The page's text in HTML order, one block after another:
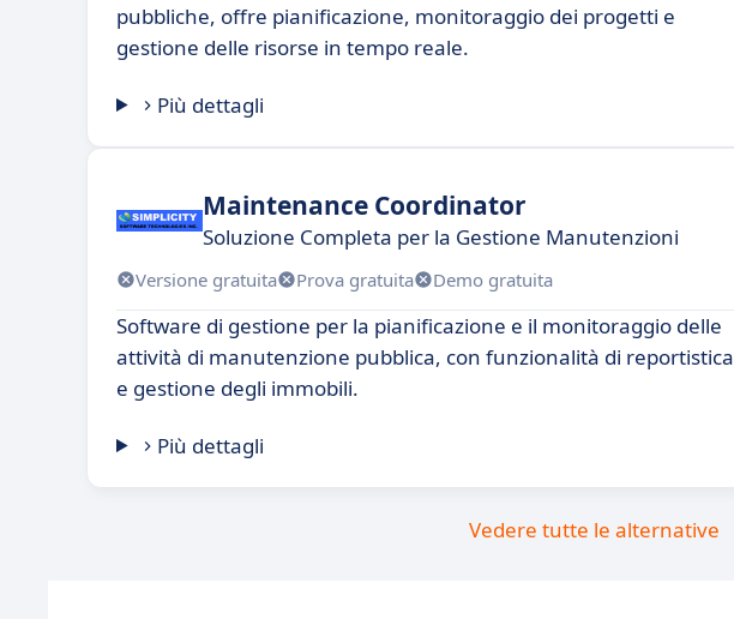
pubbliche, offre pianificazione, monitoraggio dei progetti e
gestione delle risorse in tempo reale.
Più dettagli
Maintenance Coordinator
Soluzione Completa per la Gestione Manutenzioni
Versione gratuita Prova gratuita Demo gratuita
Software di gestione per la pianificazione e il monitoraggio delle
attività di manutenzione pubblica, con funzionalità di reportistica
e gestione degli immobili.
Più dettagli
Vedere tutte le alternative